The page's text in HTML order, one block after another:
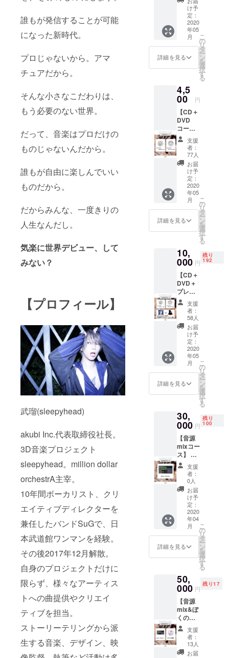
誰もが発信することが可能
になった新時代。
プロじゃないから。アマ
チュアだから。
そんな小さなこだわりは、
もう必要のない世界。
だって、音楽はプロだけの
ものじゃないんだから。
誰もが自由に楽しんでいい
ものだから。
だからみんな、一度きりの
人生なんだし。
気楽に世界デビュー、して
みない？
【プロフィール】
武瑠(sleepyhead)
akubi Inc.代表取締役社長。
3D音楽プロジェクト
sleepyhead。million dollar
orchestrA主宰。
10年間ボーカリスト、クリ
エイティブディレクターを
兼任したバンドSuGで、日
本武道館ワンマンを経験。
その後2017年12月解散。
自身のプロジェクトだけに
限らず、様々なアーティス
トへの曲提供やクリエイ
ティブを担当。
ストーリーテリングから派
生する音楽、デザイン、映
監督、執筆
などその活
動は多岐に
渡る。
活動15周年
を迎え、満
を持して’武
動をスター
「ぼく
のじゃ
ない
original
ver.」収
録音源
CD
Track1
: ぼくの
い
original
ver.
Track2
: ぼくの
じゃな
い カラ
オケ
ver. ※こ
ちらの
音源は
一般販
売予定
はござ
いませ
ん。 ※
ヤマト
ます。
※リター
ンに設
定され
ており
ますご
住所宛
の発送
となり
ます。
※設定さ
れてお
ります
ご住所
に誤り
がござ
いまし
未着、
遅延に
関しま
しては
責任は
負いか
ねま
す。 ※
システ
ム上、
出荷の
際の伝
票番号
通知は
致しか
す。 ※
出荷完
ジェク
トペー
ジにて
情報掲
載致し
ます。
※出荷情
報掲載
後、1ヶ
月経過
け予
定：
2020
年05
月
詳細を見る
こ
の
リ
タ
ー
ン
を
選
択
す
る
4,5
00 円
【CD＋
DVD
コー
ス】 ・
sleepyh
eadが
Vo.を務
める
「ぼく
のじゃ
ない
original
ver.」収
録音源
CD
Track1
じゃな
い
original
ver.
Track2
: ぼくの
じゃな
い カラ
オケ
ver. ・
ぼくの
じゃな
いMVメ
イキン
グDVD
※こちら
の音
売予定
はござ
いませ
ん。 ※
ヤマト
運輸で
の発送
となり
ます。
※リター
ンに設
定され
ており
ますご
住所宛
の発送
となり
※設定さ
ります
ご住所
に誤り
がござ
いまし
た場合
のリ
ターン
未着、
遅延に
支援
者：
77人
お届
け予
定：
2020
年05
月
詳細を見る
こ
の
リ
タ
ー
ン
を
選
択
す
る
10,
000 円
残り
192
【CD＋
DVD＋
プレミ
アム
トーク
ショー
コー
ス】 ・
sleepyh
eadが
Vo.を務
める
「ぼく
のじゃ
ない
original
ver.」収
録音源
CD
Track1
: ぼくの
じゃな
い
original
ver.
Track2
: ぼくの
じゃな
い カラ
オケ
ver. ・
ぼくの
じゃな
いMVメ
2/14(金)
パロト
ン招待
制恋愛
トーク
ショー&
握手会
参加券
(都内某
所)
支援
者：
58人
お届
け予
定：
2020
年05
月
詳細を見る
こ
の
リ
タ
ー
ン
を
選
択
す
る
30,
000 円
残り
100
【音源
mixコー
ス】 各
スタジ
オでの
RECま
たはボ
イスメ
モなど
の歌
唱・演
奏音源
を送れ
ば、 ラ
フミッ
クスを
2mixを
プレゼ
ント
(mp3/w
av音源)
・参加
者自ら
録音し
た音源
を送付
支援
者：
0人
お届
け予
定：
2020
年04
月
詳細を見る
こ
の
リ
タ
ー
ン
を
選
択
す
る
50,
000 円
残り17
【音源
mix&ぼ
くの
じゃな
い配信
アルバ
ム収録
支援
者：
13人
お届